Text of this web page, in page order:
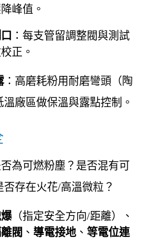
峰值。
：每支管留調整閥與測試
正。
：高磨耗粉用耐磨彎頭（陶
廠區做保溫與露點控制。
為可燃粉塵？是否混有可
存在火花/高溫微粒？
（指定安全方向/距離）、
閥 、 導電接地、 等電位連